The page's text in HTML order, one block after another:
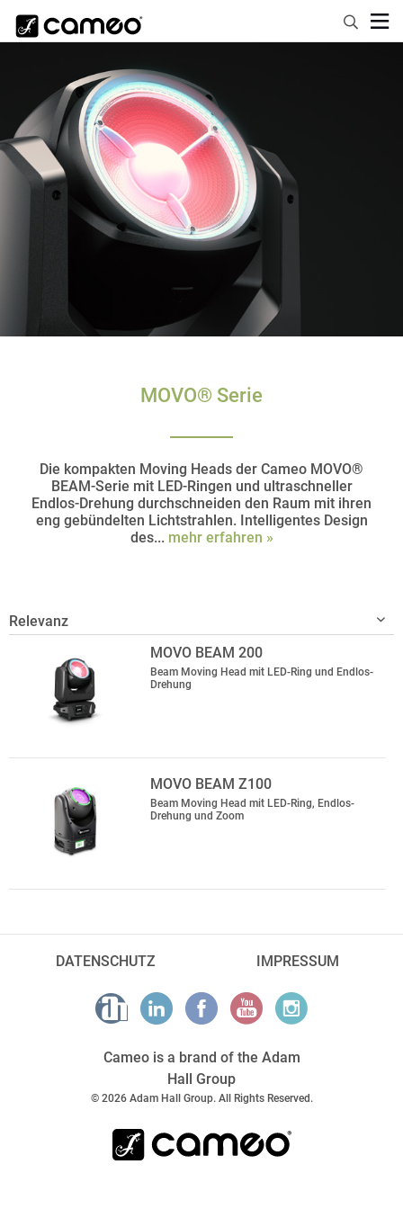
MOVO® Serie
Die kompakten Moving Heads der Cameo MOVO®
BEAM-Serie mit LED-Ringen und ultraschneller
Endlos-Drehung durchschneiden den Raum mit ihren
eng gebündelten Lichtstrahlen. Intelligentes Design
des... mehr erfahren »
MOVO BEAM 200
Beam Moving Head mit LED-Ring und Endlos-
Drehung
MOVO BEAM Z100
Beam Moving Head mit LED-Ring, Endlos-
Drehung und Zoom
DATENSCHUTZ IMPRESSUM
Cameo is a brand of the Adam
Hall Group
© 2026 Adam Hall Group. All Rights Reserved.